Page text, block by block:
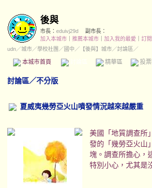
後與
市長： eduivj29d
副市長：
加入本城市
推薦本城市 加入我的最愛
訂
udn／城市／學校社團 ／國中 ／ 【後與】城市／討論區／
本城市首頁 精華區 投票
討論區／不分版
夏威夷幾勞亞火山噴發情況越來越嚴重
美國「地質調查所
發的「幾勞亞火山
塊。調查所擔心，
特別小心，尤其是